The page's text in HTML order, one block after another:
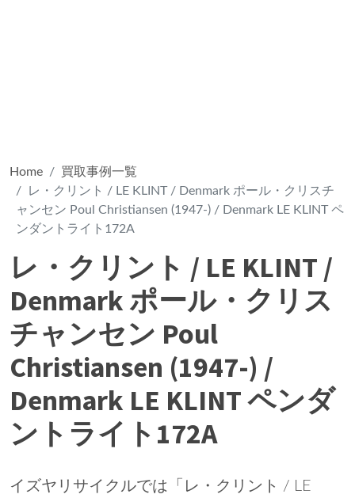
Home
買取事例一覧
レ・クリント / LE KLINT / Denmark ポール・クリスチ
ャンセン Poul Christiansen (1947-) / Denmark LE KLINT ペ
ンダントライト172A
レ・クリント / LE KLINT /
Denmark ポール・クリス
チャンセン Poul
Christiansen (1947-) /
Denmark LE KLINT ペンダ
ントライト172A
イズヤリサイクルでは「レ・クリント / LE